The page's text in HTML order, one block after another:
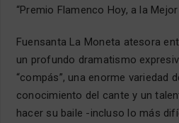
“Premio Flamenco Hoy, a la
Fuensanta La Moneta atesora
un profundo dramatismo
“compás”, una enorme variedad
conocimiento del cante y un
hacer su baile -incluso lo más